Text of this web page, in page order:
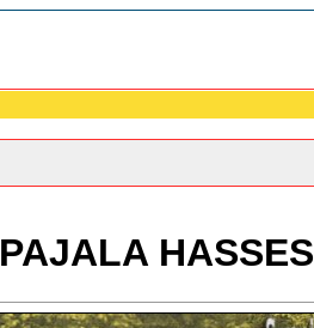
PAJALA HASSES